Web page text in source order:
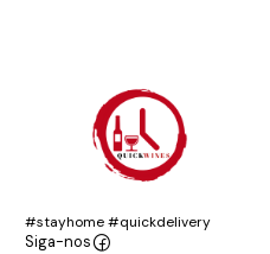
#stayhome #quickdelivery
Siga-nos